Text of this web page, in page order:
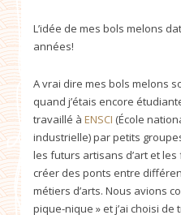
L’idée de mes bols melons
années!
A vrai dire mes bols melons
quand j’étais encore
travaillé à ENSCI (École
industrielle) par petits
les futurs artisans d’art et
créer des ponts entre
métiers d’arts. Nous avions
pique-nique » et j’ai choisi